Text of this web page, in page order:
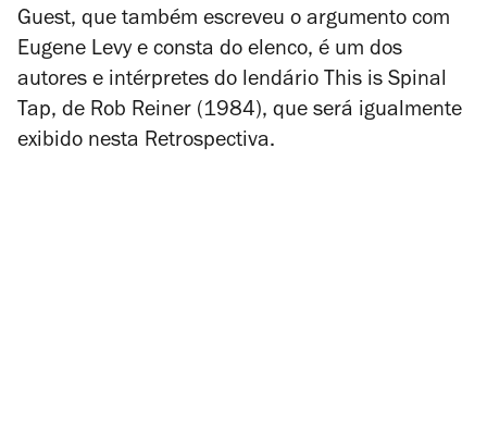
Guest, que também escreveu o argumento com
Eugene Levy e consta do elenco, é um dos
autores e intérpretes do lendário This is Spinal
Tap, de Rob Reiner (1984), que será igualmente
exibido nesta Retrospectiva.